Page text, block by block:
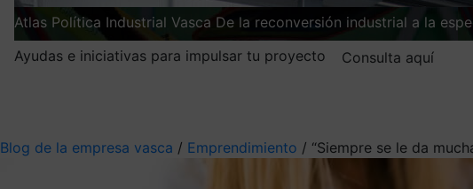
Atlas Política Industrial Vasca De la reconversión industrial a la
Ayudas e iniciativas para impulsar tu proyecto
Consulta aquí
Blog de la empresa vasca / Emprendimiento / “Siempre se le da